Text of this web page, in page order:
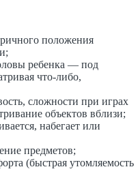
положения
ребенка — под
что-либо,
сложности при играх
объектов вблизи;
набегает или
предметов;
(быстрая утомляемость